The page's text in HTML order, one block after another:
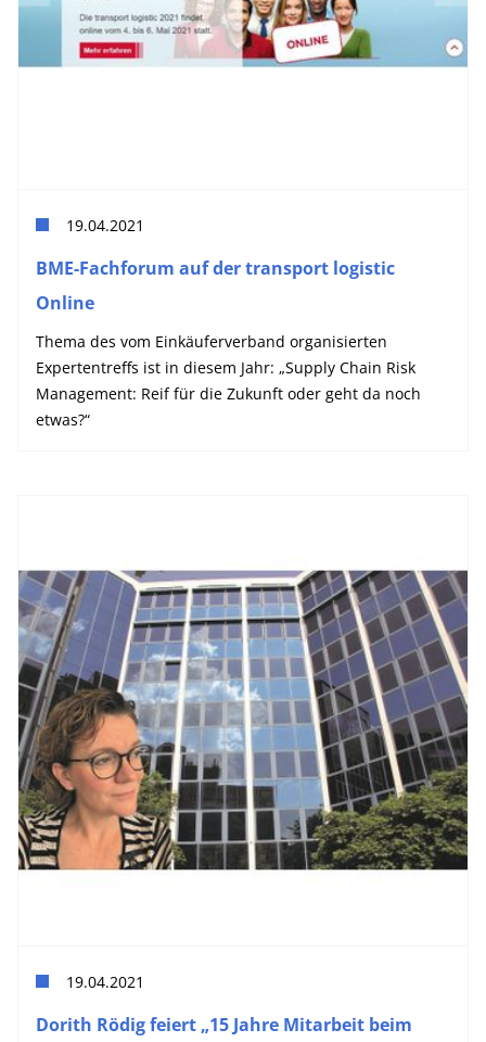
19.04.2021
BME-Fachforum auf der transport logistic
Online
Thema des vom Einkäuferverband organisierten
Expertentreffs ist in diesem Jahr: „Supply Chain Risk
Management: Reif für die Zukunft oder geht da noch
etwas?“
19.04.2021
Dorith Rödig feiert „15 Jahre Mitarbeit beim